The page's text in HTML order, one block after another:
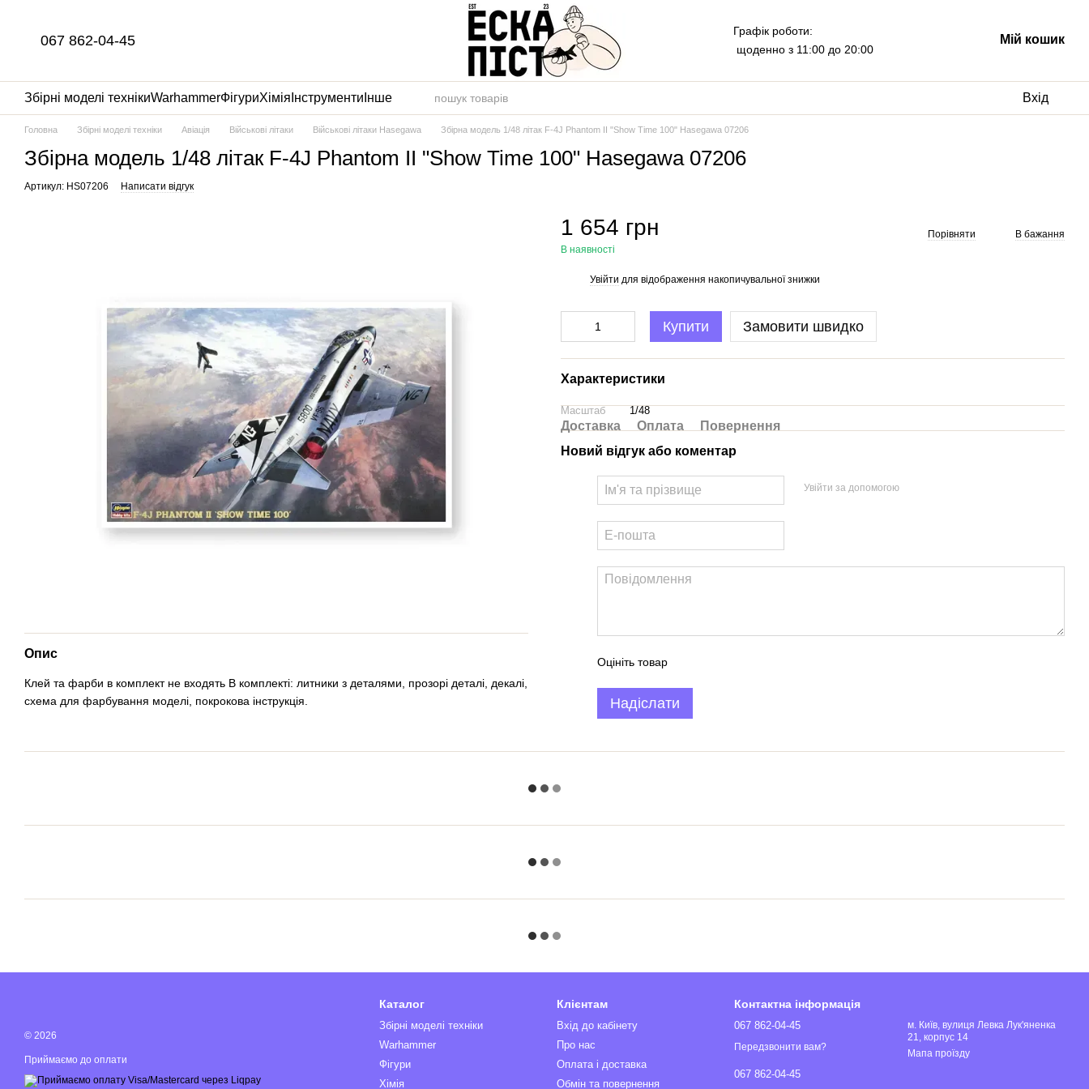
067 862-04-45
Графік роботи:
щоденно з 11:00 до 20:00
Мій кошик
Збірні моделі технікиWarhammerФігуриХімія Інструменти Інше Вхід
Головна Збірні моделі техніки Авіація Військові літаки Військові літаки Hasegawa Збірна модель 1/48 літак F-4J Phantom II "Show Time 100" Hasegawa 07206
Збірна модель 1/48 літак F-4J Phantom II "Show Time 100" Hasegawa 07206
Артикул: HS07206 Написати відгук
Опис
Клей та фарби в комплект не входять В комплекті: литники з деталями, прозорі деталі, декалі,
схема для фарбування моделі, покрокова інструкція.
1 654 грн
В наявності
Порівняти В бажання
Увійти для відображення накопичувальної знижки
Купити Замовити швидко
Характеристики
Масштаб 1/48
Доставка Оплата
Повернення
Новий відгук або коментар
Увійти за допомогою
Оцініть товар
Надіслати
© 2026
Приймаємо до оплати
Каталог
Збірні моделі техніки
Warhammer
Фігури
Хімія
Клієнтам
Вхід до кабінету
Про нас
Оплата і доставка
Обмін та повернення
Контактна інформація
067 862-04-45
Передзвонити вам?
067 862-04-45
м. Київ, вулиця Левка Лук'яненка
21, корпус 14
Мапа проїзду